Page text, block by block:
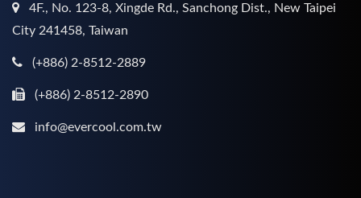
4F., No. 123-8, Xingde Rd., Sanchong Dist., New Taipei
City 241458, Taiwan
(+886) 2-8512-2889
(+886) 2-8512-2890
info@evercool.com.tw